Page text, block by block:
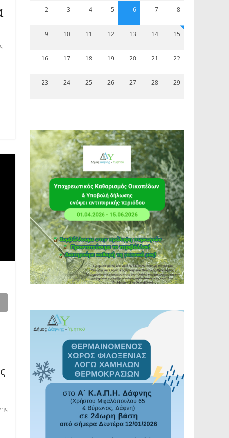
-
2 3 4 5 6 7 8
9 10 11 12 13 14 15
16 17 18 19 20 21 22
23 24 25 26 27 28 29